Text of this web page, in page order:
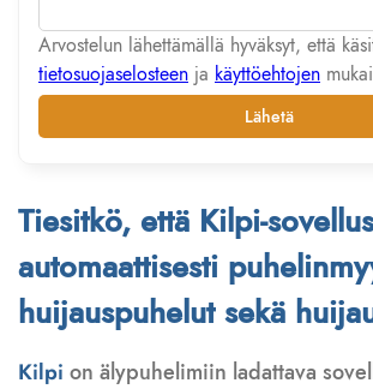
Arvostelun lähettämällä hyväksyt, että
tietosuojaselosteen ja käyttöehtojen
Lähetä
Tiesitkö, että Kilpi-
automaattisesti
huijauspuhelut sekä
Kilpi on älypuhelimiin ladattava